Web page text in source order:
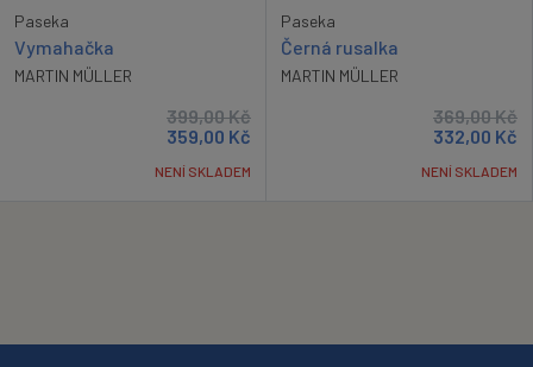
Paseka
Vymahačka
MARTIN MÜLLER
399,00Kč
359,00 Kč
NENÍ SKLADEM
Paseka
Černá rusalka
MARTIN MÜLLER
369,00Kč
332,00 Kč
NENÍ SKLADEM